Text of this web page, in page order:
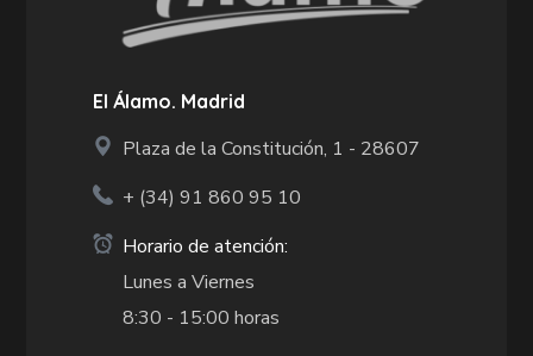
El Álamo. Madrid
Plaza de la Constitución, 1 - 28607
+ (34)91 860 95 10
Horario de atención:
Lunes a Viernes
8:30 - 15:00 horas